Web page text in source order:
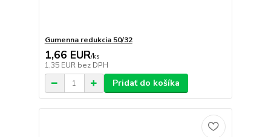
Gumenna redukcia 50/32
1,66 EUR/ks
1,35 EUR bez DPH
Pridať do košíka